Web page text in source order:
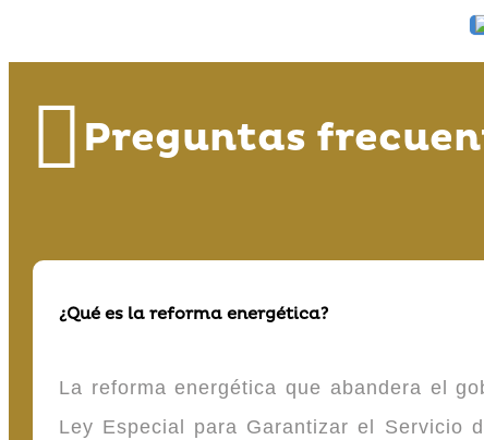
Preguntas
¿Qué es la reforma energética?
La reforma energética que abandera el
Ley Especial para Garantizar el Servicio